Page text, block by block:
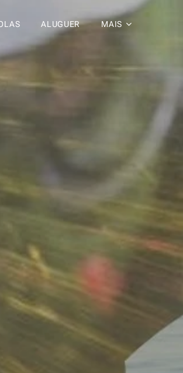
ALUGUER MAIS